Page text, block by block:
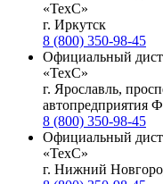
«ТехС»
г. Иркутск
8 (800) 350-98-45
Официальный
«ТехС»
г. Ярославль,
автопредприятия
8 (800) 350-98-45
Официальный
«ТехС»
г. Нижний